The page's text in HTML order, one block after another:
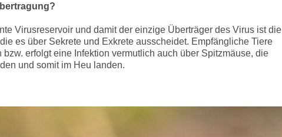
Virusreservoir und damit der einzige Überträger des Virus ist die
es über Sekrete und Exkrete ausscheidet. Empfängliche Tiere
erfolgt eine Infektion vermutlich auch über Spitzmäuse, die
und somit im Heu landen.